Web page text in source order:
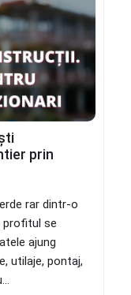
prin
rar dintr-o
profitul se
ajung
utilaje, pontaj,